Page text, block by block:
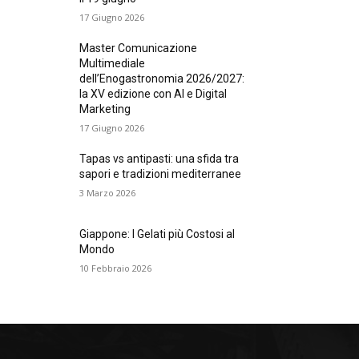
17 Giugno 2026
Master Comunicazione
Multimediale
dell’Enogastronomia 2026/2027:
la XV edizione con AI e Digital
Marketing
17 Giugno 2026
Tapas vs antipasti: una sfida tra
sapori e tradizioni mediterranee
3 Marzo 2026
Giappone: I Gelati più Costosi al
Mondo
10 Febbraio 2026